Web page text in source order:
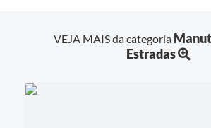
VEJA MAIS da categoria
Estradas